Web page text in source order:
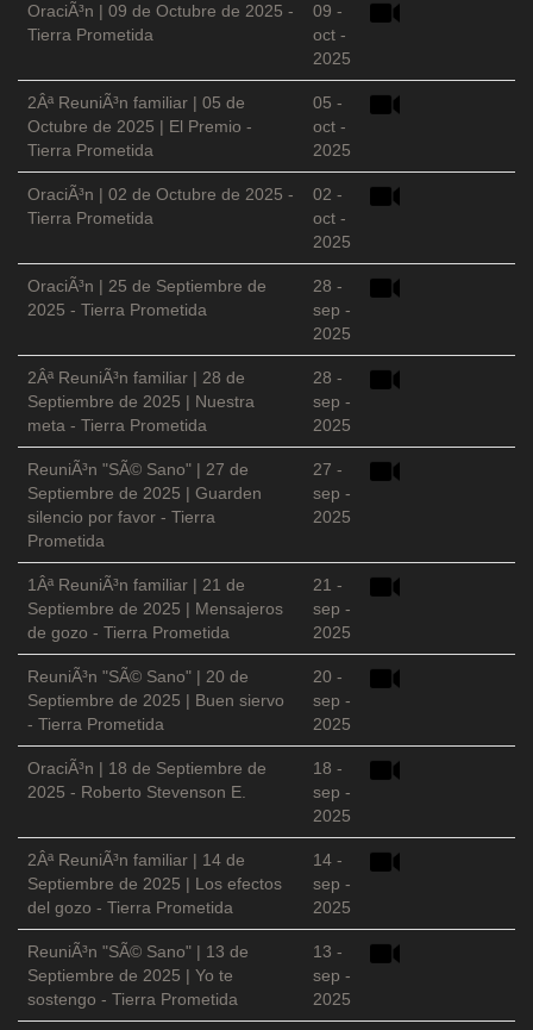
OraciÃ³n | 09 de Octubre de 2025 -
Tierra Prometida
09 -
oct -
2025
2Âª ReuniÃ³n familiar | 05 de
Octubre de 2025 | El Premio -
Tierra Prometida
05 -
oct -
2025
OraciÃ³n | 02 de Octubre de 2025 -
Tierra Prometida
02 -
oct -
2025
OraciÃ³n | 25 de Septiembre de
2025 - Tierra Prometida
28 -
sep -
2025
2Âª ReuniÃ³n familiar | 28 de
Septiembre de 2025 | Nuestra
meta - Tierra Prometida
28 -
sep -
2025
ReuniÃ³n "SÃ© Sano" | 27 de
Septiembre de 2025 | Guarden
silencio por favor - Tierra
Prometida
27 -
sep -
2025
1Âª ReuniÃ³n familiar | 21 de
Septiembre de 2025 | Mensajeros
de gozo - Tierra Prometida
21 -
sep -
2025
ReuniÃ³n "SÃ© Sano" | 20 de
Septiembre de 2025 | Buen siervo
- Tierra Prometida
20 -
sep -
2025
OraciÃ³n | 18 de Septiembre de
2025 - Roberto Stevenson E.
18 -
sep -
2025
2Âª ReuniÃ³n familiar | 14 de
Septiembre de 2025 | Los efectos
del gozo - Tierra Prometida
14 -
sep -
2025
ReuniÃ³n "SÃ© Sano" | 13 de
Septiembre de 2025 | Yo te
sostengo - Tierra Prometida
13 -
sep -
2025